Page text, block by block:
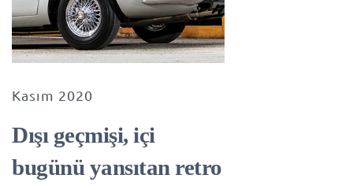
Kasım 2020
Dışı geçmişi, içi
bugünü yansıtan retro